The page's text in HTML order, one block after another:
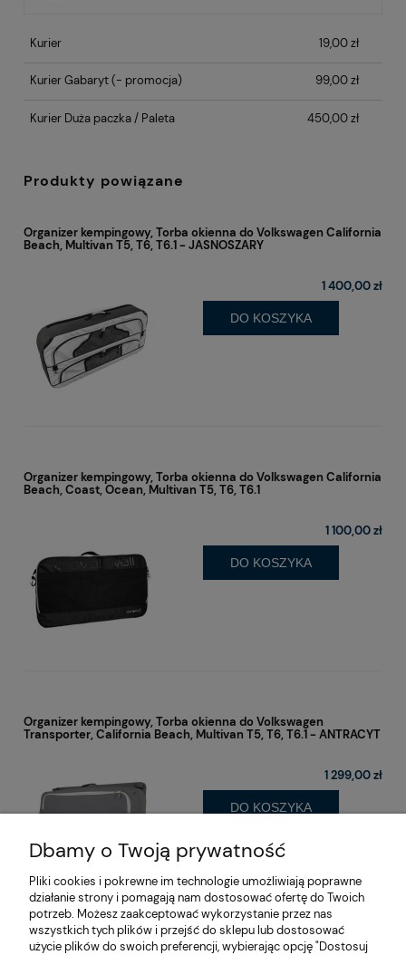
Kurier 19,00 zł
Kurier Gabaryt(- promocja) 99,00 zł
Kurier Duża paczka / Paleta 450,00 zł
Produkty powiązane
Organizer kempingowy, Torba okienna do Volkswagen California
Beach, Multivan T5, T6, T6.1 - JASNOSZARY
1 400,00 zł
DO KOSZYKA
Organizer kempingowy, Torba okienna do Volkswagen California
Beach, Coast, Ocean, Multivan T5, T6, T6.1
1 100,00 zł
DO KOSZYKA
Organizer kempingowy, Torba okienna do Volkswagen
Transporter, California Beach, Multivan T5, T6, T6.1 - ANTRACYT
1 299,00 zł
DO KOSZYKA
Dbamy o Twoją prywatność
Pliki cookies i pokrewne im technologie umożliwiają poprawne
działanie strony i pomagają nam dostosować ofertę do Twoich
potrzeb. Możesz zaakceptować wykorzystanie przez nas
wszystkich tych plików i przejść do sklepu lub dostosować
użycie plików do swoich preferencji, wybierając opcję "Dostosuj